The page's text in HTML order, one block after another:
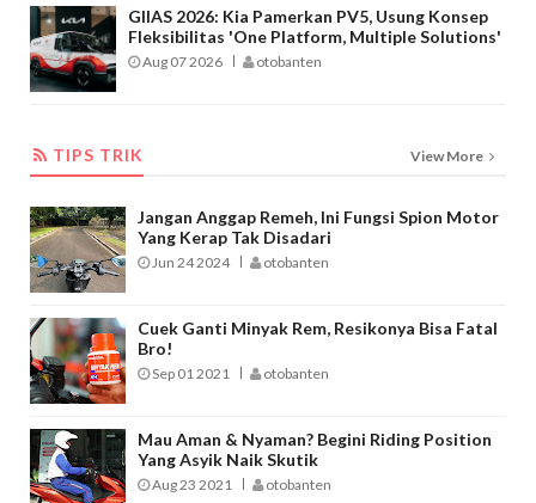
GIIAS 2026: Kia Pamerkan PV5, Usung Konsep
Fleksibilitas 'One Platform, Multiple Solutions'
Aug 07 2026 otobanten
TIPS TRIK View More
Jangan Anggap Remeh, Ini Fungsi Spion Motor
Yang Kerap Tak Disadari
Jun 24 2024 otobanten
Cuek Ganti Minyak Rem, Resikonya Bisa Fatal
Bro!
Sep 01 2021 otobanten
Mau Aman & Nyaman? Begini Riding Position
Yang Asyik Naik Skutik
Aug 23 2021 otobanten